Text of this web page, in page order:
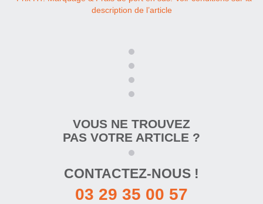
description de l’article
VOUS NE TROUVEZ
PAS VOTRE ARTICLE ?
CONTACTEZ-NOUS !
03 29 35 00 57